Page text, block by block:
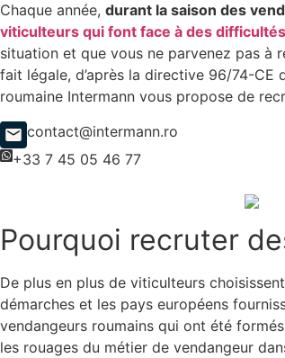
Chaque année, durant la saison des
viticulteurs qui font face à des
situation et que vous ne parvenez pas à
fait légale, d’après la directive 96/74-CE
roumaine Intermann vous propose de
contact@intermann.ro
+33 7 45 05 46 77
Pourquoi recruter
De plus en plus de viticulteurs
démarches et les pays européens
vendangeurs roumains qui ont été
les rouages du métier de vendangeur